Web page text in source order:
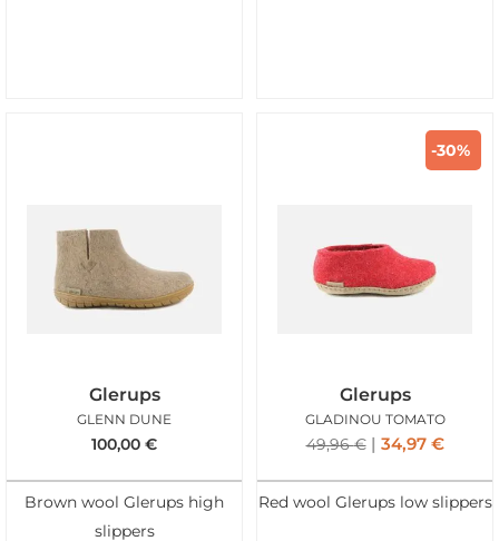
Glerups
GLENN DUNE
100,00 €
Brown wool Glerups high
slippers
-30%
Glerups
GLADINOU TOMATO
49,96€ 34,97 €
Red wool Glerups low slippers